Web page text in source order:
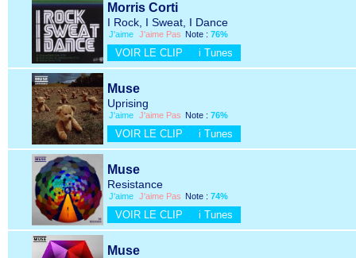
Morris Corti
I Rock, I Sweat, I Dance
J'aime J'aime Pas Note : 76%
VOIR LE CLIP i Tunes
Muse
Uprising
J'aime J'aime Pas Note : 76%
VOIR LE CLIP i Tunes
Muse
Resistance
J'aime J'aime Pas Note : 74%
VOIR LE CLIP i Tunes
Muse